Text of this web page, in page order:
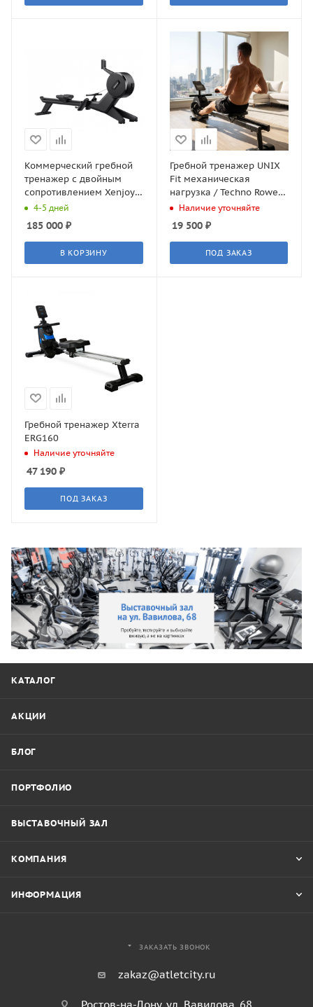
Коммерческий гребной
тренажер с двойным
сопротивлением Xenjoy
CR990
4-5 дней
185 000 ₽
В КОРЗИНУ
Гребной тренажер UNIX
Fit механическая
нагрузка / Techno Rower
360Наличие уточняйте
19 500₽
ПОД ЗАКАЗ
Гребной тренажер Xterra
ERG160
Наличие уточняйте
47 190 ₽
ПОД ЗАКАЗ
КАТАЛОГ
АКЦИИ
БЛОГ
ПОРТФОЛИО
ВЫСТАВОЧНЫЙ ЗАЛ
КОМПАНИЯ
ИНФОРМАЦИЯ
ЗАКАЗАТЬ ЗВОНОК
zakaz@atletcity.ru